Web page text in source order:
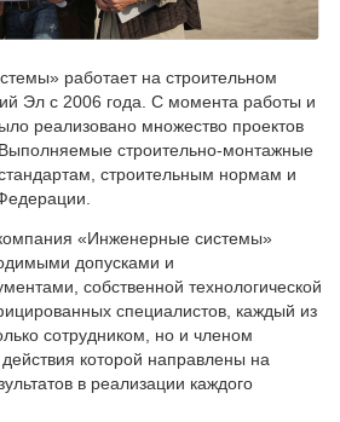
работает на строительном
Эл с 2006 года. С момента работы и
реализовано множество проектов
строительно-монтажные
строительным нормам и
«Инженерные системы»
допусками и
собственной технологической
специалистов, каждый из
сотрудником, но и членом
которой направлены на
в реализации каждого